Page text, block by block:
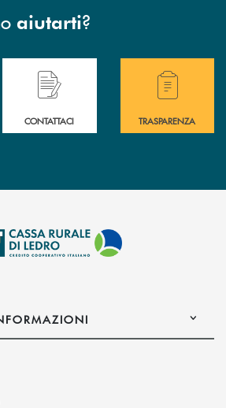
aiutarti?
delle filiali .
Hai bisogno di assistenza immediata?
CONTATTACI
Hai bisogno di
TRASPARENZA